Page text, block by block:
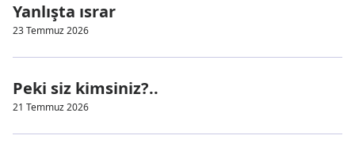
Yanlışta ısrar
23 Temmuz 2026
Peki siz kimsiniz?..
21 Temmuz 2026